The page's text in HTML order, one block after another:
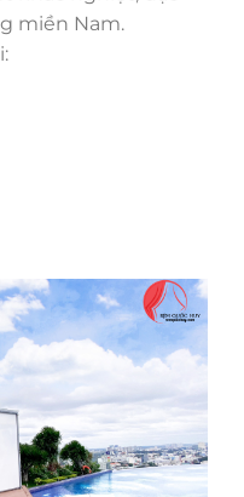
miền Nam.